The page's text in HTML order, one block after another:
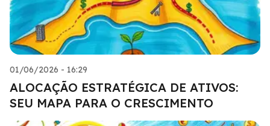
01/06/2026 - 16:29
ALOCAÇÃO ESTRATÉGICA DE ATIVOS:
SEU MAPA PARA O CRESCIMENTO